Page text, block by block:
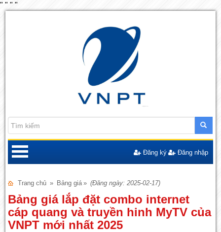
" " " "
Đăng ký Đăng nhập
Trang chủ » Bảng giá » (Đăng ngày: 2025-02-17)
Bảng giá lắp đặt combo internet
cáp quang và truyền hinh MyTV của
VNPT mới nhất 2025